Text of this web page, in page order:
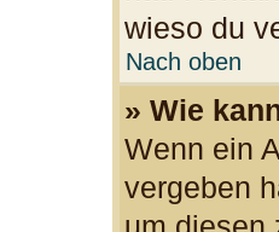
wieso du
Nach oben
» Wie
Wenn ein
vergeben